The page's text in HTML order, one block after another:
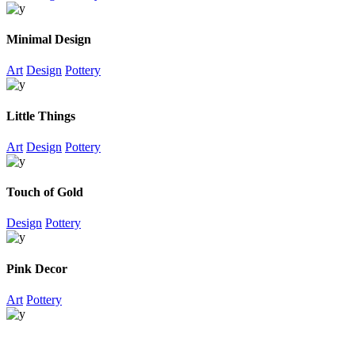
Minimal Design
Art Design Pottery
Little Things
Art Design Pottery
Touch of Gold
Design Pottery
Pink Decor
Art Pottery